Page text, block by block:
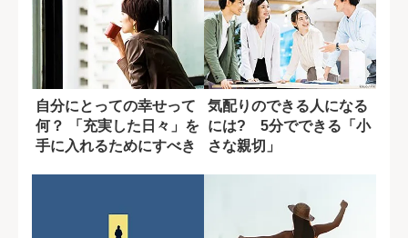
自分にとっての幸せって
何？ 「充実した日々」を
手に入れるためにすべき
気配りのできる人になる
には? 5分でできる「小
さな親切」